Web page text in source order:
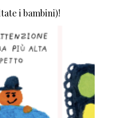
i bambini)!